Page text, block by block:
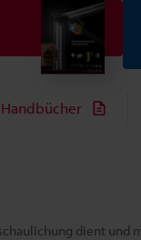
dient
Handbücher